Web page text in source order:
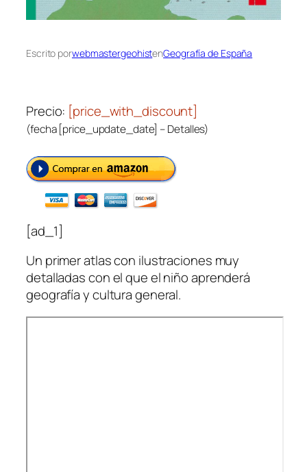
Escrito porwebmastergeohistenGeografía de España
Precio: [price_with_discount]
(fecha [price_update_date] –Detalles)
[ad_1]
Un primer atlas con ilustraciones muy
detalladas con el que el niño aprenderá
geografía y cultura general.